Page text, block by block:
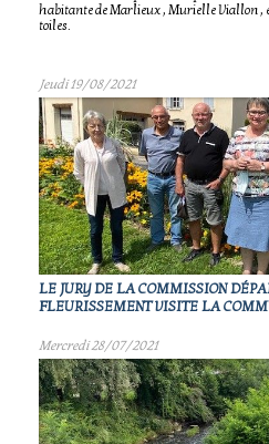
habitante de Marlieux , Murielle Viallon ,
toiles.
Jeudi 19/08/2021
LE JURY DE LA COMMISSION
FLEURISSEMENT VISITE LA
Mercredi 28/07/2021